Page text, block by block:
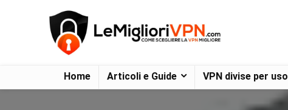
Home Articoli e Guide VPN divise per uso